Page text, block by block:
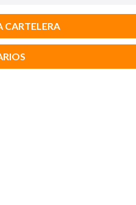
CARTELERA